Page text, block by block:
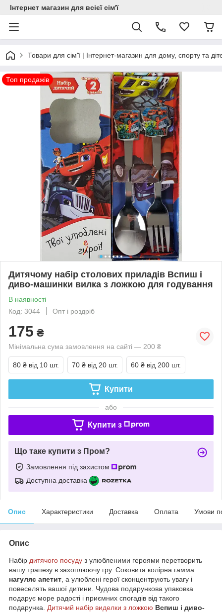
Інтернет магазин для всієї сім'ї
Товари для сім'ї | Інтернет-магазин для дому, спорту та
Топ продажів
Дитячому набір столових приладів Вспиш і
диво-машинки вилка з ложкою для годування
В наявності
Код: 3044
Опт і роздріб
175 ₴
Мінімальна сума замовлення на сайті — 200 ₴
80 ₴ від 10 шт. 70 ₴ від 20 шт. 60 ₴ від 200 шт.
Купити
або
Купити з
Що таке купити з Пром?
Замовлення під захистом
Доступна доставка
Опис Характеристики Доставка Оплата Умови
Опис
Набір дитячого посуду з улюбленими героями перетворить
вашу трапезу в захоплюючу гру. Соковита колірна гамма
нагуляє апетит , а улюблені герої сконцентрують увагу і
повеселять вашої дитини. Чудова подарункова упаковка
подарує море радості і приємних спогадів від такого
подарунка. Дитячий набір виделки з ложкою Вспиш і диво-